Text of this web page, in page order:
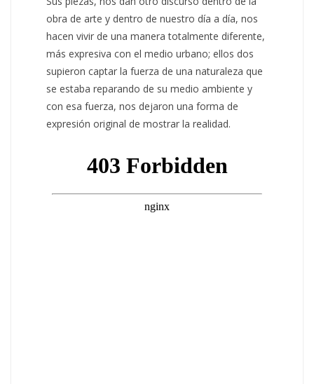
obra de arte y dentro de nuestro día a día, nos
hacen vivir de una manera totalmente diferente,
más expresiva con el medio urbano; ellos dos
supieron captar la fuerza de una naturaleza que
se estaba reparando de su medio ambiente y
con esa fuerza, nos dejaron una forma de
expresión original de mostrar la realidad.